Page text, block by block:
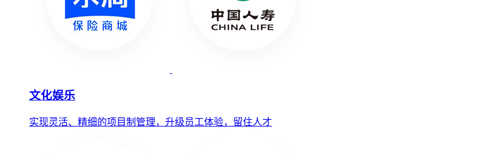
文化娱乐
实现灵活、精细的项目制管理，升级员工体验，留住人才